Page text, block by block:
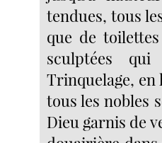
tendues, tous
que de
sculptées
Trinquelage,
tous les nobles
Dieu garnis de